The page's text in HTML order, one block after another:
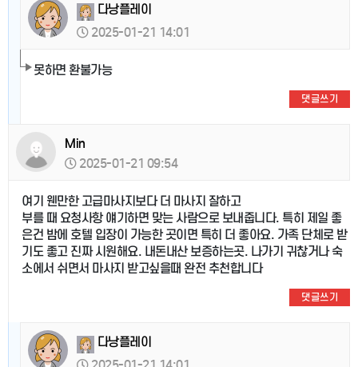
다낭플레이
2025-01-21 14:01
못하면 환불가능
댓글쓰기
Min
2025-01-21 09:54
여기 웬만한 고급마사지보다 더 마사지 잘하고
부를 때 요청사항 얘기하면 맞는 사람으로 보내줍니다. 특히 제일 좋
은건 밤에 호텔 입장이 가능한 곳이면 특히 더 좋아요. 가족 단체로 받
기도 좋고 진짜 시원해요. 내돈내산 보증하는곳. 나가기 귀찮거나 숙
소에서 쉬면서 마사지 받고싶을때 완전 추천합니다
댓글쓰기
다낭플레이